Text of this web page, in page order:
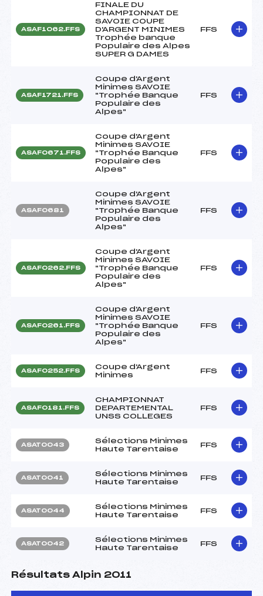
ASAF1062.FFS
FINALE DU
CHAMPIONNAT DE
SAVOIE COUPE
D'ARGENT MINIMES
Trophée banque
Populaire des Alpes
SUPER G DAMES
FFS
ASAF1721.FFS
Coupe d'Argent
Minimes SAVOIE
"Trophée Banque
Populaire des
Alpes"
FFS
ASAF0671.FFS
Coupe d'Argent
Minimes SAVOIE
"Trophée Banque
Populaire des
Alpes"
FFS
ASAF0681
Coupe d'Argent
Minimes SAVOIE
"Trophée Banque
Populaire des
Alpes"
FFS
ASAF0262.FFS
Coupe d'Argent
Minimes SAVOIE
"Trophée Banque
Populaire des
Alpes"
FFS
ASAF0261.FFS
Coupe d'Argent
Minimes SAVOIE
"Trophée Banque
Populaire des
Alpes"
FFS
ASAF0252.FFS
Coupe d'Argent
Minimes
FFS
ASAF0181.FFS
CHAMPIONNAT
DEPARTEMENTAL
UNSS COLLEGES
FFS
ASAT0043
Sélections Minimes
Haute Tarentaise
FFS
ASAT0041
Sélections Minimes
Haute Tarentaise
FFS
ASAT0044
Sélections Minimes
Haute Tarentaise
FFS
ASAT0042
Sélections Minimes
Haute Tarentaise
FFS
Résultats Alpin 2011